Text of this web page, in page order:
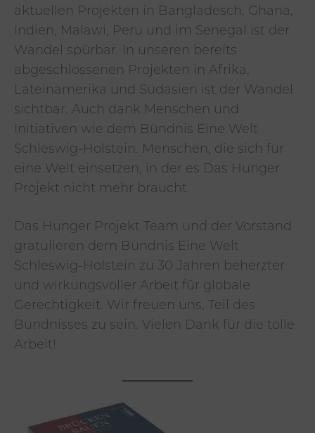
aktuellen Projekten in Bangladesch, Ghana,
Indien, Malawi, Peru und im Senegal ist der
Wandel spürbar. In unseren bereits
abgeschlossenen Projekten in Afrika,
Lateinamerika und Südasien ist der Wandel
sichtbar. Auch dank Menschen und
Initiativen wie dem Bündnis Eine Welt
Schleswig-Holstein. Menschen, die sich für
eine Welt einsetzen, in der es Das Hunger
Projekt nicht mehr braucht.
Das Hunger Projekt Team und der Vorstand
gratulieren dem Bündnis Eine Welt
Schleswig-Holstein zu 30 Jahren beherzter
und wirkungsvoller Arbeit für globale
Gerechtigkeit. Wir freuen uns, Teil des
Bündnisses zu sein. Vielen Dank für die tolle
Arbeit!